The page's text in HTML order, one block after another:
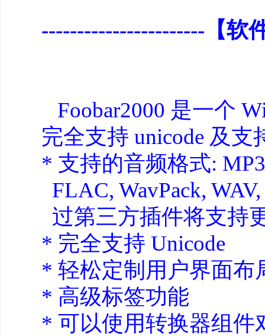
-----------------------【软
Foobar2000 是一个
完全支持 unicode 及
* 支持的音频格式:
FLAC, WavPack,
过第三方插件将支持
* 完全支持 Unicode
* 轻松定制用户界面布
* 高级标签功能
* 可以使用转换器组件